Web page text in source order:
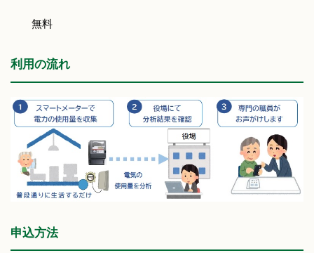
無料
利用の流れ
申込方法